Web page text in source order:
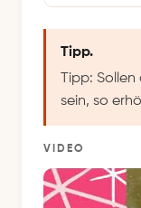
Tipp.
Tipp:
sein, so
VIDEO